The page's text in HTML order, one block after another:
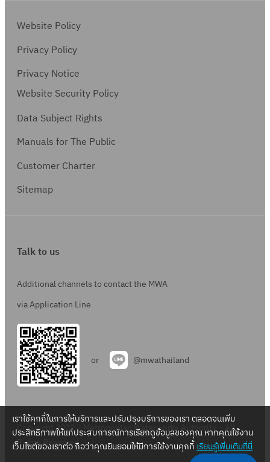
Website Policy
Privacy Policy
Privacy Notice
Website Security Policy
Data Subject Rights
Manuals for The Public
Customer Charter
Sitemap
Talk to us
Additional channels to contact the MWA
via Application Line
or @mwathailand
Copyright 2022 – Metropolitan Waterworks Authority – All
Rights Reserved.
เราใช้คุกกี้ในการให้บริการและปรับปรุงบริการของเรา ตลอดจนเพิ่ม
ประสิทธิภาพให้แก่ประสบการณ์การเรียกดูข้อมูลของคุณ หากคุณใช้งาน
เว็บไซต์ของเราต่อ ถือว่าคุณยินยอมให้มีการใช้งานคุกกี้เรียนรู้เพิ่มเติมที่นี่